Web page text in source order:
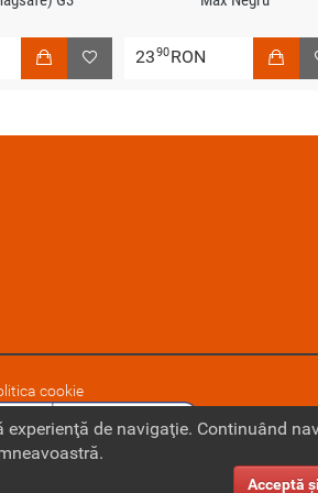
2390RON
cookie
de navigaţie. Continuând
Acceptă